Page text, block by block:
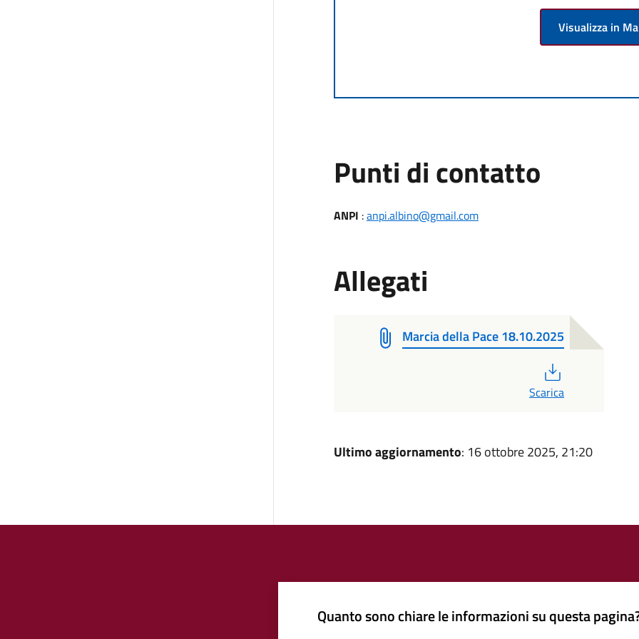
Visualizza in
Punti di contatto
ANPI :anpi.albino@gmail.com
Allegati
Marcia della Pace 18.10.2025
Scarica
Ultimo aggiornamento: 16 ottobre 2025, 21:20
Quanto sono chiare le informazioni su questa